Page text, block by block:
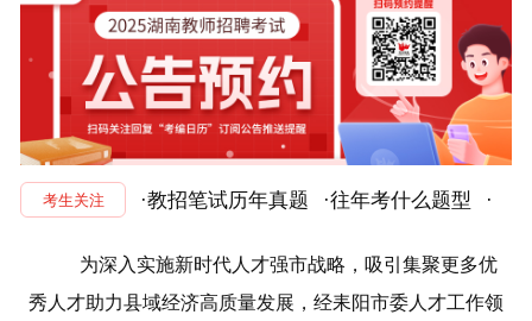
考生关注 ·教招笔试历年真题 ·往年考什么题型 ·
为深入实施新时代人才强市战略，吸引集聚更多优
秀人才助力县域经济高质量发展，经耒阳市委人才工作领